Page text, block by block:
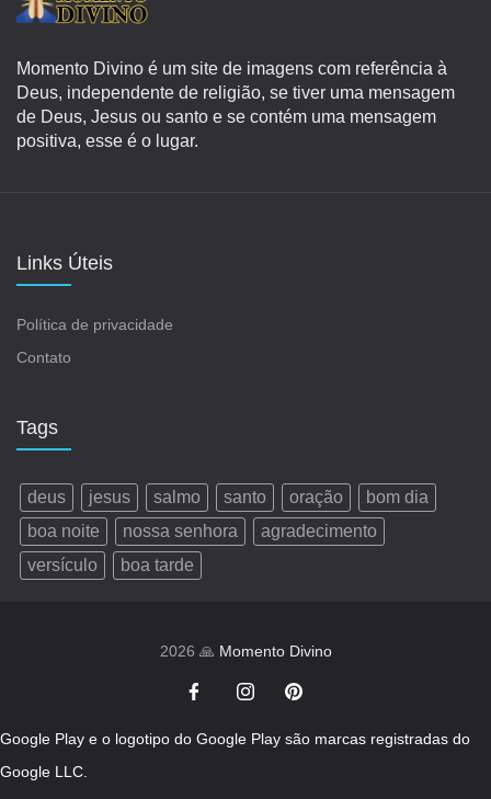
Momento Divino é um site de imagens com referência à
Deus, independente de religião, se tiver uma mensagem
de Deus, Jesus ou santo e se contém uma mensagem
positiva, esse é o lugar.
Links Úteis
Política de privacidade
Contato
Tags
deus jesus salmo santo oração
bom dia
boa noite
nossa senhora
agradecimento
versículo
boa tarde
2026 🙏 Momento Divino
Google Play e o logotipo do Google Play são marcas registradas do
Google LLC.